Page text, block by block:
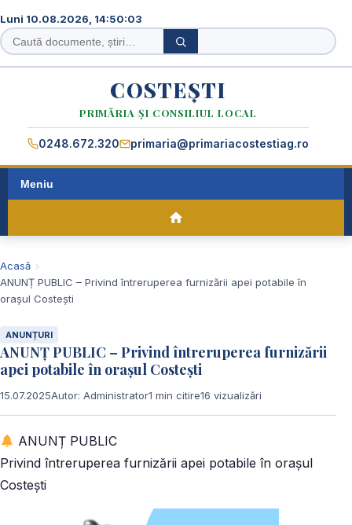
Luni 10.08.2026, 14:50:03
Caută
în
Caută
COSTEȘTI
PRIMĂRIA ȘI CONSILIUL LOCAL
0248.672.320 primaria@primariacostestiag.ro
Meniu
Acasă
ANUNȚ PUBLIC – Privind întreruperea furnizării apei potabile în
orașul Costești
ANUNȚURI
ANUNȚ PUBLIC – Privind întreruperea furnizării
apei potabile în orașul Costești
15.07.2025Autor: Administrator1 min citire16 vizualizări
ANUNȚ PUBLIC
Privind întreruperea furnizării apei potabile în orașul
Costești